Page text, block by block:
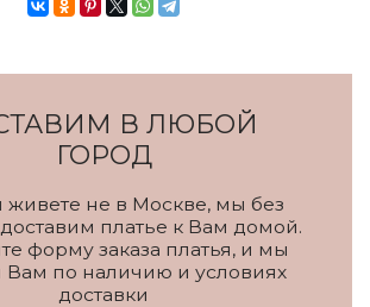
В ЛЮБОЙ
ГОРОД
живете не в Москве, мы без
платье к Вам домой.
форму заказа платья, и мы
Вам по наличию и условиях
доставки